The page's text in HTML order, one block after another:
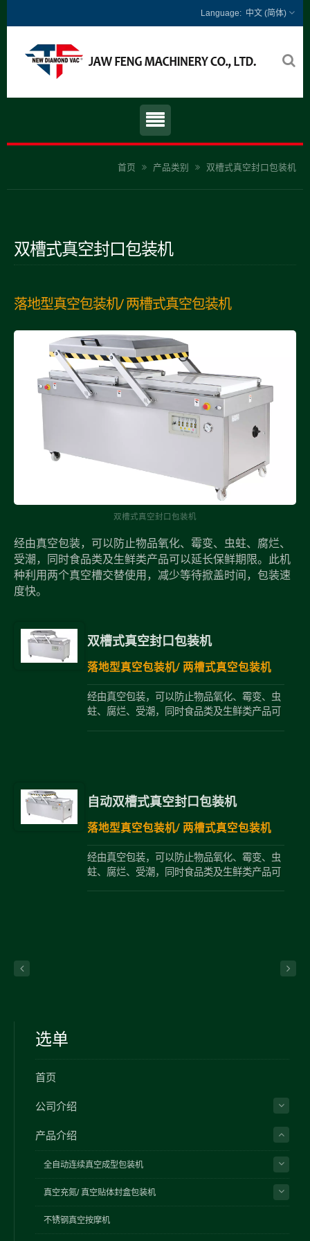
中文 (简体)
首页 产品类别 双槽式真空封口包装机
双槽式真空封口包装机
落地型真空包装机/ 两槽式真空包装机
双槽式真空封口包装机
经由真空包装，可以防止物品氧化、霉变、虫蛀、腐烂、
受潮，同时食品类及生鲜类产品可以延长保鲜期限。此机
种利用两个真空槽交替使用，减少等待掀盖时间，包装速
度快。
双槽式真空封口包装机
落地型真空包装机/ 两槽式真空包装机
经由真空包装，可以防止物品氧化、霉变、虫
蛀、腐烂、受潮，同时食品类及生鲜类产品可
自动双槽式真空封口包装机
落地型真空包装机/ 两槽式真空包装机
经由真空包装，可以防止物品氧化、霉变、虫
蛀、腐烂、受潮，同时食品类及生鲜类产品可
选单
首页
公司介绍
产品介绍
全自动连续真空成型包装机
真空充氮/ 真空贴体封盒包装机
不锈钢真空按摩机